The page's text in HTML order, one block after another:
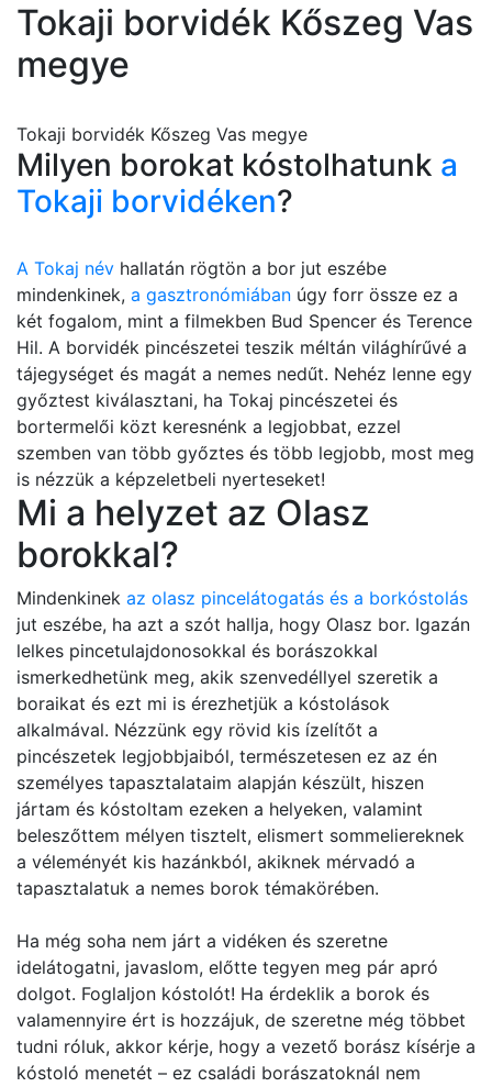
Tokaji borvidék Kőszeg Vas
megye
Tokaji borvidék Kőszeg Vas megye
Milyen borokat kóstolhatunk a
Tokaji borvidéken?
A Tokaj név hallatán rögtön a bor jut eszébe
mindenkinek, a gasztronómiában úgy forr össze ez a
két fogalom, mint a filmekben Bud Spencer és Terence
Hil. A borvidék pincészetei teszik méltán világhírűvé a
tájegységet és magát a nemes nedűt. Nehéz lenne egy
győztest kiválasztani, ha Tokaj pincészetei és
bortermelői közt keresnénk a legjobbat, ezzel
szemben van több győztes és több legjobb, most meg
is nézzük a képzeletbeli nyerteseket!
Mi a helyzet az Olasz
borokkal?
Mindenkinek az olasz pincelátogatás és a borkóstolás
jut eszébe, ha azt a szót hallja, hogy Olasz bor. Igazán
lelkes pincetulajdonosokkal és borászokkal
ismerkedhetünk meg, akik szenvedéllyel szeretik a
boraikat és ezt mi is érezhetjük a kóstolások
alkalmával. Nézzünk egy rövid kis ízelítőt a
pincészetek legjobbjaiból, természetesen ez az én
személyes tapasztalataim alapján készült, hiszen
jártam és kóstoltam ezeken a helyeken, valamint
beleszőttem mélyen tisztelt, elismert sommeliereknek
a véleményét kis hazánkból, akiknek mérvadó a
tapasztalatuk a nemes borok témakörében.
Ha még soha nem járt a vidéken és szeretne
idelátogatni, javaslom, előtte tegyen meg pár apró
dolgot. Foglaljon kóstolót! Ha érdeklik a borok és
valamennyire ért is hozzájuk, de szeretne még többet
tudni róluk, akkor kérje, hogy a vezető borász kísérje a
kóstoló menetét – ez családi borászatoknál nem